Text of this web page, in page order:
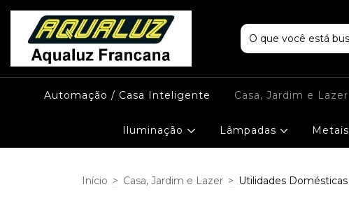
Automação / Casa Inteligente Casa, Jardim e Lazer
Iluminação Lâmpadas Metais
Início > Casa, Jardim e Lazer > Utilidades Domésticas